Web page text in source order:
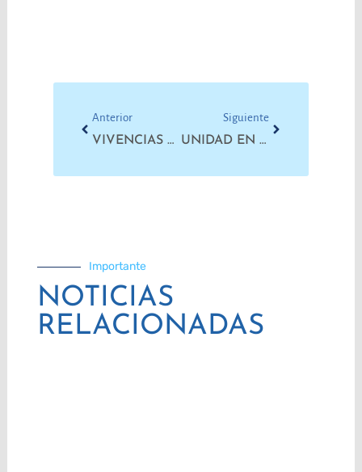
Anterior
VIVENCIAS DEL ENCUENTRO PLURINACIONAL | YAGUARONAS
Siguiente
UNIDAD EN DEFENSA DEL AMBIENTE Y LA VIDA DIGNA
Importante
NOTICIAS
RELACIONADAS